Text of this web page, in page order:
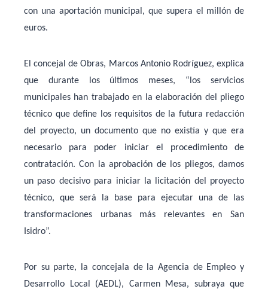
con una aportación municipal, que supera el millón de
euros.
Elconcejal de Obras, Marcos Antonio Rodríguez, explica
que durante los últimos meses, “los servicios
municipales han trabajado en laelaboración del pliego
técnico que define los requisitos de la futura redacción
del proyecto, un documento que no existía y que era
necesario para poder iniciar el procedimiento de
contratación. Con la aprobación de los pliegos, damos
un paso decisivo para iniciar la licitación del proyecto
técnico, que será la base para ejecutar una de las
transformaciones urbanas más relevantes en San
Isidro”.
Por su parte, la concejala de la Agencia de Empleo y
Desarrollo Local (AEDL), Carmen Mesa, subraya que